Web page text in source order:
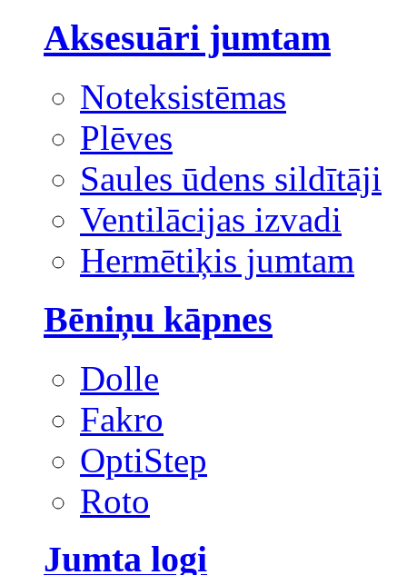
Aksesuāri jumtam
Noteksistēmas
Plēves
Saules ūdens sildītāji
Ventilācijas izvadi
Hermētiķis jumtam
Bēniņu kāpnes
Dolle
Fakro
OptiStep
Roto
Jumta logi